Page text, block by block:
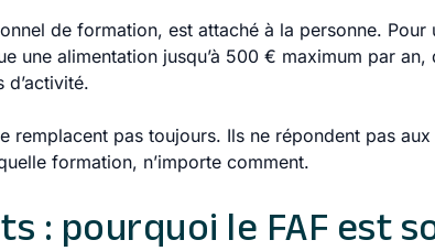
de formation, est attaché à la personne.
une alimentation jusqu’à 500 € maximum par
remplacent pas toujours. Ils ne répondent pas
formation, n’importe comment.
: pourquoi le FAF est